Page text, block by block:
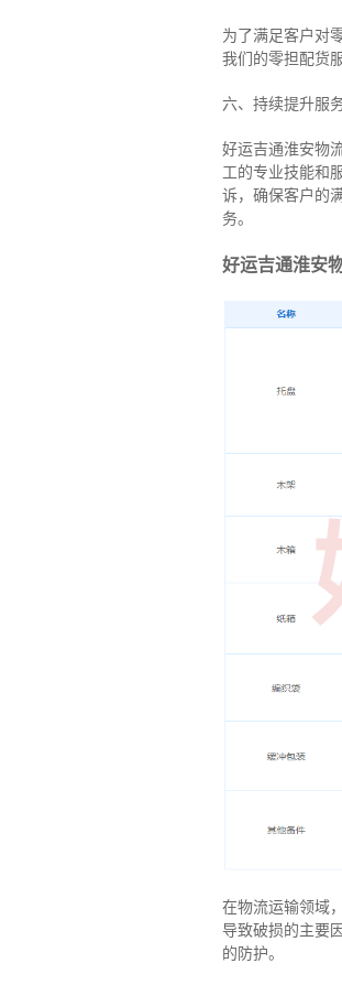
为了满足客户对
我们的零担配货
六、持续提升服
好运吉通淮安物
工的专业技能和
诉，确保客户的
务。
好运吉通淮安
在物流运输领域
导致破损的主要
的防护。